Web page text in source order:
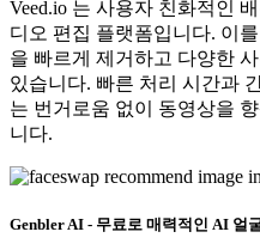
Veed.io 는 사용자 친화적인
디오 편집 플랫폼입니다. 이
을 빠르게 제거하고 다양한
있습니다. 빠른 처리 시간과
는 번거로움 없이 동영상을
니다.
Genbler AI - 무료로 매력적인 AI 얼